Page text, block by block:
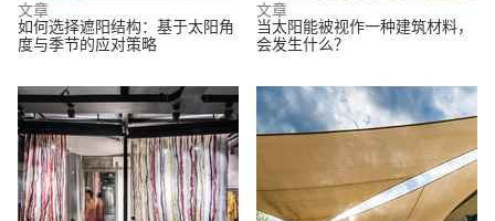
文章
如何选择遮阳结构：基于太阳角
度与季节的应对策略
文章
当太阳能被视作一种建筑材料，
会发生什么？